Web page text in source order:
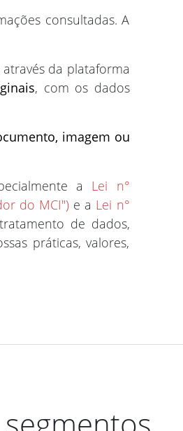
consultadas. A
da plataforma
, com os dados
imagem ou
a Lei n°
do MCI") e a Lei n°
de dados,
práticas, valores,